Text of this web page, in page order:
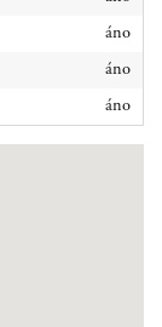
áno
áno
áno